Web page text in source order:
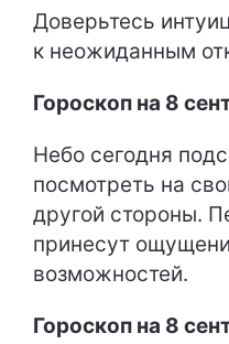
Доверьтесь
к неожиданным
Гороскоп на 8
Небо сегодня
посмотреть на
другой стороны.
принесут
возможностей.
Гороскоп на 8